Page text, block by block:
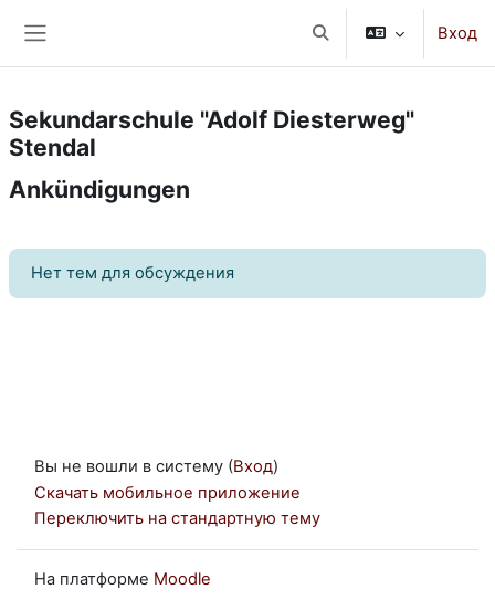
Изменить данныеВход
Sekundarschule "Adolf Diesterweg"
Stendal
Ankündigungen
Нет тем для обсуждения
Вы не вошли в систему (Вход)
Скачать мобильное приложение
Переключить на стандартную тему
На платформе Moodle